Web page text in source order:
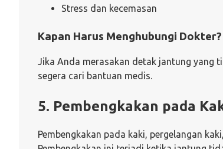
Stress dan kecemasan
Kapan Harus Menghubungi Dokter?
Jika Anda merasakan detak jantung yang
segera cari bantuan medis.
5. Pembengkakan pada
Pembengkakan pada kaki, pergelangan